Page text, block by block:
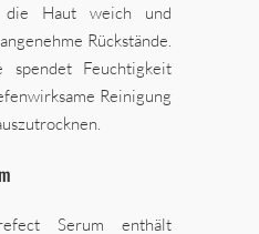
Haut weich und
Rückstände.
spendet Feuchtigkeit
Reinigung
Serum enthält